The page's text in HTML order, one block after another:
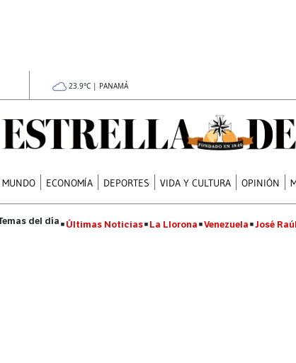
23.9°C | PANAMÁ
MUNDO ECONOMÍA DEPORTES VIDA Y CULTURA OPINIÓN
Últimas Noticias La Llorona Venezuela José